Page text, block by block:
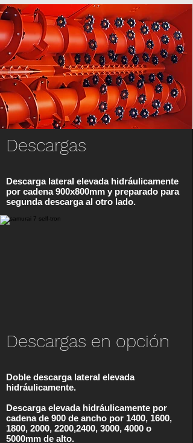
Descargas
Descarga lateral elevada hidráulicamente
por cadena 900x800mm y preparado para
segunda descarga al otro lado.
Descargas en opción
Doble descarga lateral elevada
hidráulicamente.
Descarga elevada hidráulicamente por
cadena de 900 de ancho por 1400, 1600,
1800, 2000, 2200,2400, 3000, 4000 o
5000mm de alto.